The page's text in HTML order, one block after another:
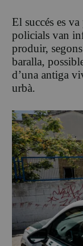
El succés es
policials van
produir,
baralla,
d’una antiga
urbà.